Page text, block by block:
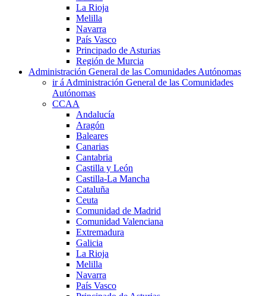
La Rioja
Melilla
Navarra
País Vasco
Principado de Asturias
Región de Murcia
Administración General de las Comunidades Autónomas
ir á Administración General de las Comunidades
Autónomas
CCAA
Andalucía
Aragón
Baleares
Canarias
Cantabria
Castilla y León
Castilla-La Mancha
Cataluña
Ceuta
Comunidad de Madrid
Comunidad Valenciana
Extremadura
Galicia
La Rioja
Melilla
Navarra
País Vasco